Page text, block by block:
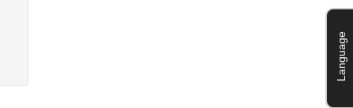
Language